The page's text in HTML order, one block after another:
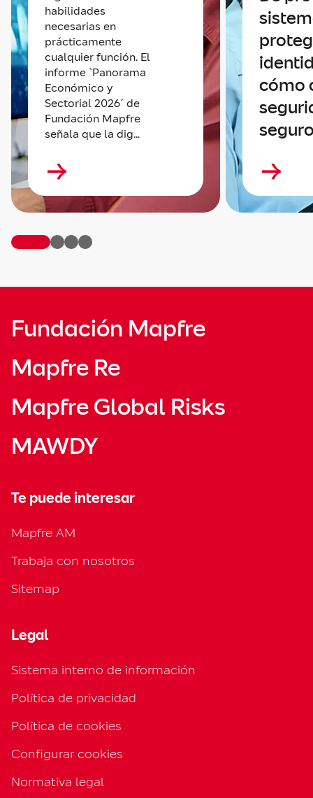
habilidades
necesarias en
prácticamente
cualquier función. El
informe `Panorama
Económico y
Sectorial 2026´ de
Fundación Mapfre
señala que la dig...
cómo
Fundación Mapfre
Mapfre Re
Mapfre Global Risks
MAWDY
Te puede interesar
Mapfre AM
Trabaja con nosotros
Sitemap
Legal
Sistema interno de información
Política de privacidad
Política de cookies
Configurar cookies
Normativa legal